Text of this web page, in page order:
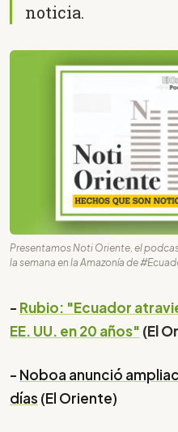
noticia.
Presentamos Noti Oriente, el
la semana en la Amazonía de
- Rubio: "Ecuador
EE. UU. en 20 años" (El
- Noboa anunció
días (El Oriente)